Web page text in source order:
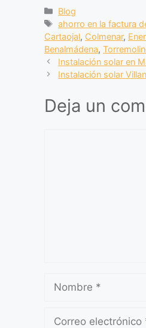
c
e
b
o
k
s
A
p
gr
a
m
Blog
ahorro en la factura
Cartaojal, Colmenar,
Benalmádena,
Instalación solar en
Instalación solar
Deja un